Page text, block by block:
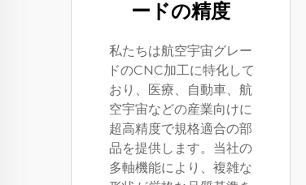
ードの精度
私たちは航空宇宙グレー
ドのCNC加工に特化して
おり、医療、自動車、航
空宇宙などの産業向けに
超高精度で規格適合の部
品を提供します。当社の
多軸機能により、複雑な